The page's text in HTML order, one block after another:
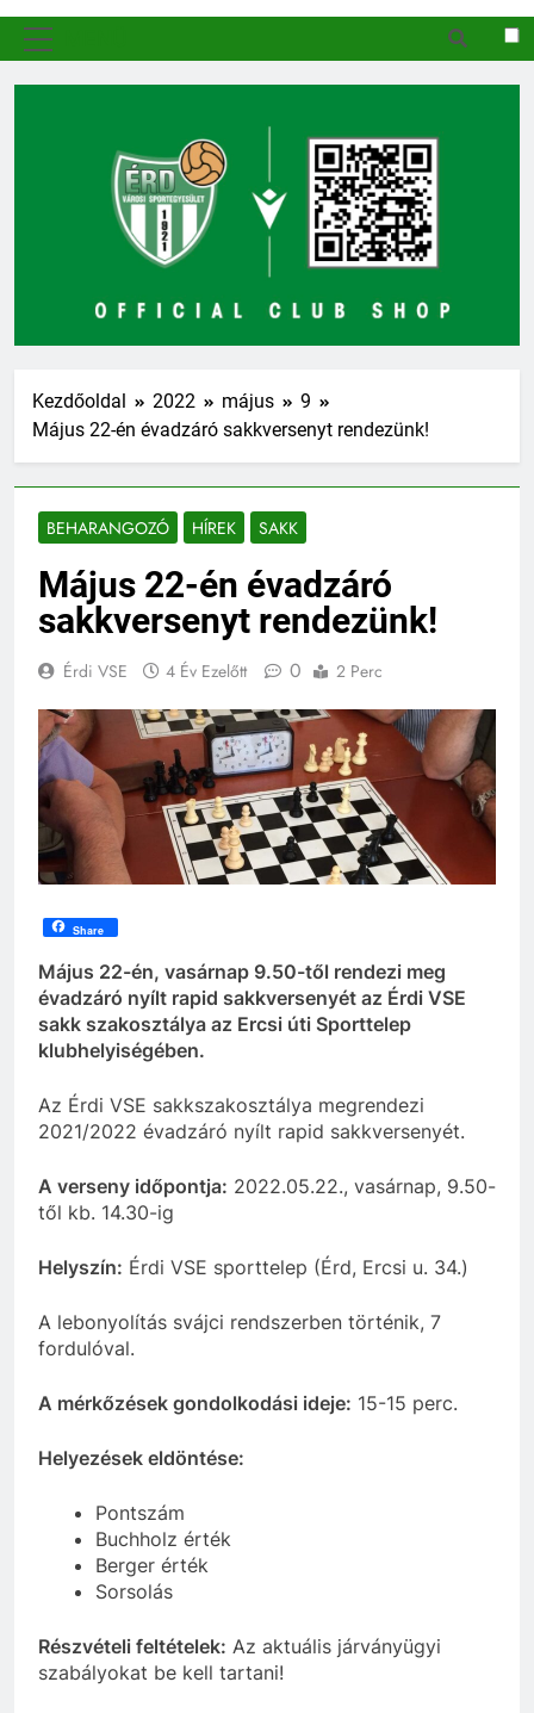
Kezdőoldal 2022 május
9
Május 22-én évadzáró sakkversenyt rendezünk!
BEHARANGOZÓ HÍREK SAKK
Május 22-én évadzáró
sakkversenyt rendezünk!
Érdi VSE 4 Év Ezelőtt 0 2 Perc
Share
Május 22-én, vasárnap 9.50-től rendezi meg
évadzáró nyílt rapid sakkversenyét az Érdi VSE
sakk szakosztálya az Ercsi úti Sporttelep
klubhelyiségében.
Az Érdi VSE sakkszakosztálya megrendezi
2021/2022 évadzáró nyílt rapid sakkversenyét.
A verseny időpontja: 2022.05.22., vasárnap, 9.50-
től kb. 14.30-ig
Helyszín: Érdi VSE sporttelep (Érd, Ercsi u. 34.)
A lebonyolítás svájci rendszerben történik, 7
fordulóval.
A mérkőzések gondolkodási ideje: 15-15 perc.
Helyezések eldöntése:
Pontszám
Buchholz érték
Berger érték
Sorsolás
Részvételi feltételek: Az aktuális járványügyi
szabályokat be kell tartani!